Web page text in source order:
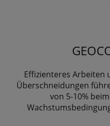
Effizienteres Arbeiten
Überschneidungen
von 5-10%